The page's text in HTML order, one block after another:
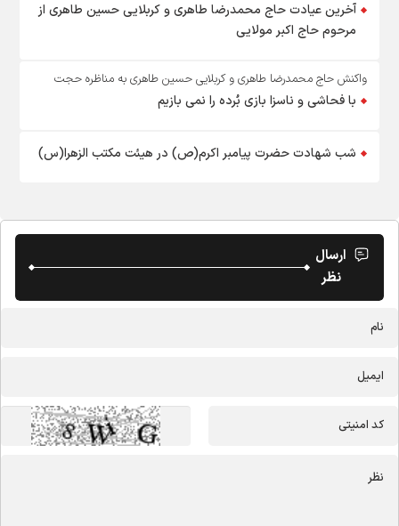
آخرین عیادت حاج محمدرضا طاهری و کربلایی حسین طاهری از
مرحوم حاج اکبر مولایی
واکنش حاج محمدرضا طاهری و کربلایی حسین طاهری به مناظره حجت
الاسلام حامد کاشانی :
با فحاشی و ناسزا بازی بُرده را نمی بازیم
شب شهادت حضرت پیامبر اکرم(ص) در هیئت مکتب الزهرا(س)
ارسال
نظر